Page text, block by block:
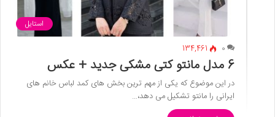
استایل
0
134,461
6 مدل مانتو کتی مشکی جدید + عکس
در این موضوع که یکی از مهم ترین بخش های کمد لباس خانم های
ایرانی را مانتو تشکیل می دهد،…